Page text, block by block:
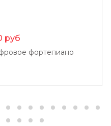
руб
фортепиано